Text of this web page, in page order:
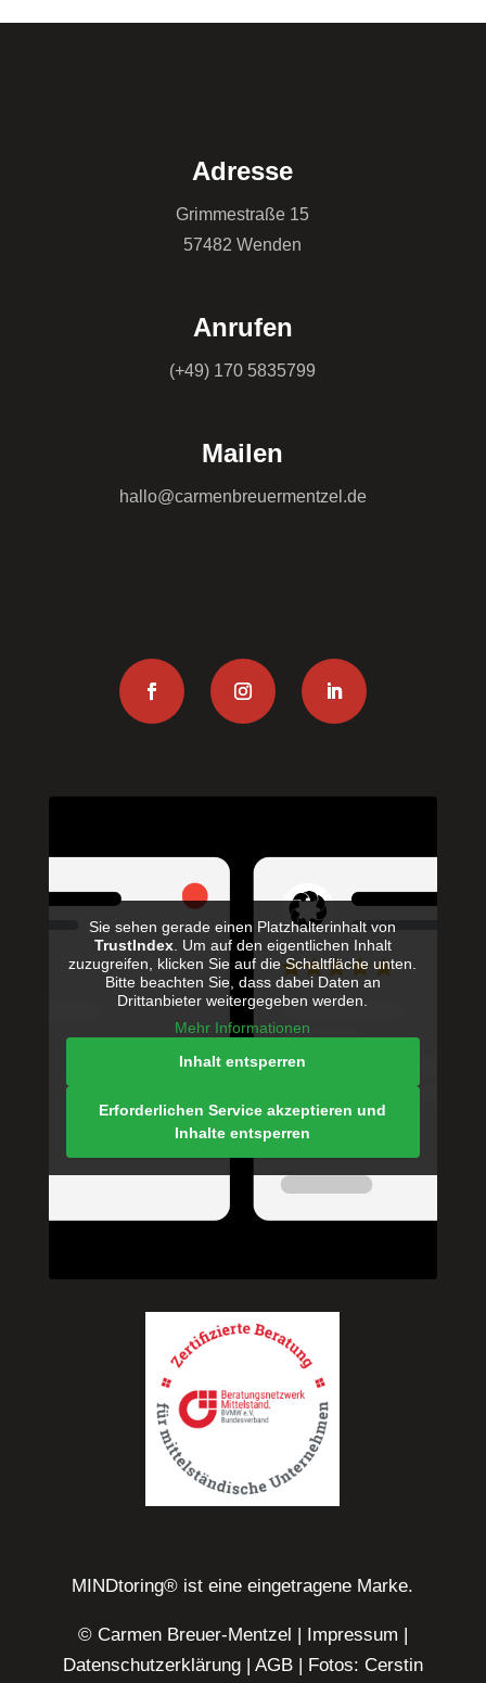
Adresse
Grimmestraße 15
57482 Wenden
Anrufen
(+49) 170 5835799
Mailen
hallo@carmenbreuermentzel.de
Sie sehen gerade einen Platzhalterinhalt von
TrustIndex. Um auf den eigentlichen Inhalt
zuzugreifen, klicken Sie auf die Schaltfläche unten.
Bitte beachten Sie, dass dabei Daten an
Drittanbieter weitergegeben werden.
Mehr Informationen
Inhalt entsperren
Erforderlichen Service akzeptieren und
Inhalte entsperren
MINDtoring® ist eine eingetragene Marke.
© Carmen Breuer-Mentzel | Impressum |
Datenschutzerklärung| AGB| Fotos: Cerstin